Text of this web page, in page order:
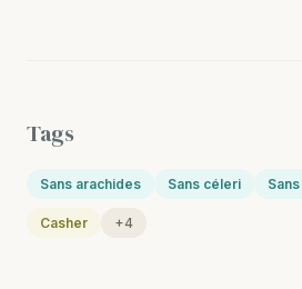
Tags
Sans arachides Sans céleri
Casher +4